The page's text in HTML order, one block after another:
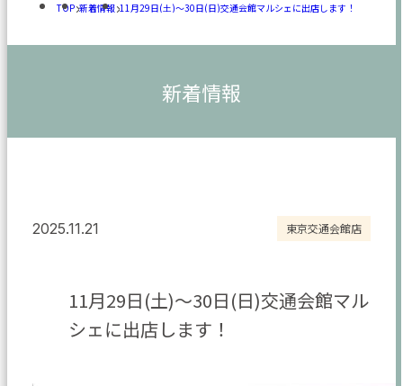
TOP 新着情報 11月29日(土)～30日(日)交通会館マルシェに出店します！
新着情報
2025.11.21 東京交通会館店
11月29日(土)～30日(日)交通会館マル
シェに出店します！